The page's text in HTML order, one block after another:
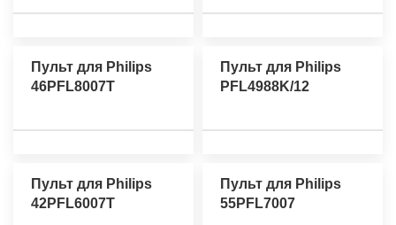
Пульт для Philips
46PFL8007T
Пульт для Philips
PFL4988K/12
Пульт для Philips
42PFL6007T
Пульт для Philips
55PFL7007